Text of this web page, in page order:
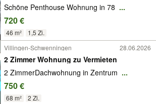
Schöne Penthouse Wohnung in 78 ...
720 €
46 m² 1,5 Zi.
Villingen-Schwenningen 28.06.2026
2 Zimmer Wohnung zu Vermieten
2 ZimmerDachwohnung in Zentrum ...
750 €
68 m² 2 Zi.